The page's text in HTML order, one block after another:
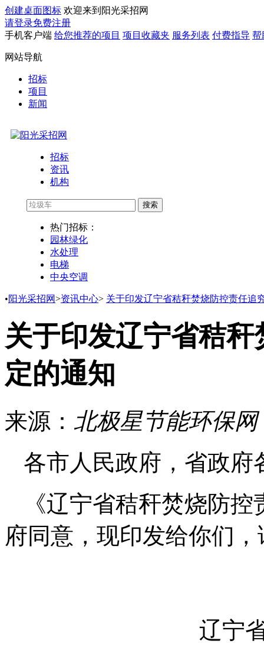
创建桌面图标 欢迎来到阳光采招网
请登录免费注册
手机客户端 给您推荐的项目 项目收藏夹 服务列表 付费指导 帮
网站导航
招标
项目
新闻
招标
资讯
机构
搜索
热门招标：
园林绿化
水处理
电梯
中央空调
•阳光采招网>资讯中心> 关于印发辽宁省秸秆焚烧防控责任追
关于印发辽宁省秸
定的通知
来源： 北极星节能环保网
各市人民政府，省政府
《辽宁省秸秆焚烧防
府同意，现印发给你们
辽宁省人